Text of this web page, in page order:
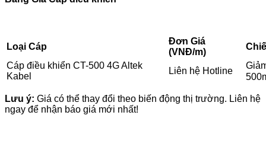
Loại Cáp
Đơn Giá
(VNĐ/m)
Cáp điều khiển CT-500 4G Altek
Kabel
Liên hệ Hotline
Lưu ý: Giá có thể thay đổi theo biến động thị trường. Liên hệ
ngay để nhận báo giá mới nhất!